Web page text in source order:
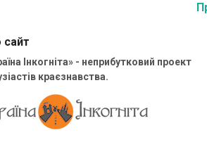
сайт
Інкогніта» - неприбутковий проект
краєзнавства.